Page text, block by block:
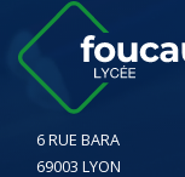
6 RUE BARA
69003 LYON